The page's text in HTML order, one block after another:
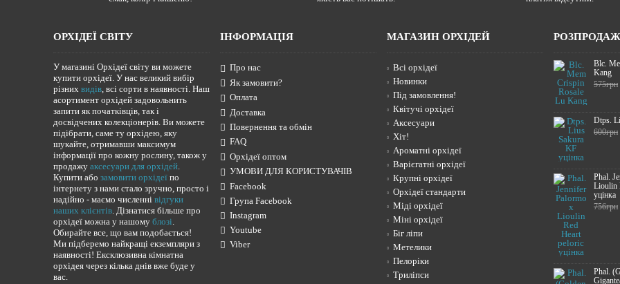
ОРХІДЕЇ СВІТУ
У магазині Орхідеї світу ви можете
купити орхідеї. У нас великий вибір
різних видів, всі сорти в наявності. Наш
асортимент орхідей задовольнить
запити як початківців, так і
досвідчених колекціонерів. Ви можете
підібрати, саме ту орхідею, яку
шукайте, отримавши максимум
інформації про кожну рослину, також у
продажу аксесуари для орхідей.
Купити або замовити орхідеї по
інтернету з нами стало зручно, просто і
надійно - маємо численні відгуки
наших клієнтів. Дізнатися більше про
орхідеї можна у нашому блозі.
Обирайте все, що вам подобається!
Ми підберемо найкращі екземпляри з
наявності! Ексклюзивна кімнатна
орхідея через кілька днів вже буде у
вас.
ІНФОРМАЦІЯ
Про нас
Як замовити?
Оплата
Доставка
Повернення та обмін
FAQ
Орхідеї оптом
УМОВИ ДЛЯ КОРИСТУВАЧІВ
Facebook
Група Facebook
Instagram
Youtube
Viber
МАГАЗИН ОРХІДЕЙ
Всі орхідеї
Новинки
Під замовлення!
Квітучі орхідеї
Аксесуари
Хіт!
Ароматні орхідеї
Варієгатні орхідеї
Крупні орхідеї
Орхідеї стандарти
Міді орхідеї
Міні орхідеї
Біг ліпи
Метелики
Пелоріки
Триліпси
РОЗПРОДАЖ
Blc.
Kang
575грн
Dtps.
600грн
Phal.
Lioulin
уцінка
756грн
Phal.